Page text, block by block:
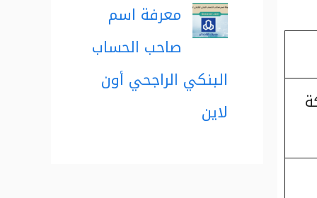
معرفة اسم
صاحب الحساب
البنكي الراجحي أون
لاين